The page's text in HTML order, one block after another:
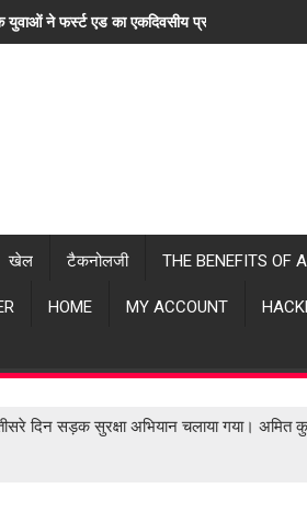
ने फर्स्ट एड का एकदिवसीय प्रशिक्षण लिया।
खेल टैकनोलजी THE BENEFITS OF
HOME MY ACCOUNT
दिन सड़क सुरक्षा अभियान चलाया गया। अमित